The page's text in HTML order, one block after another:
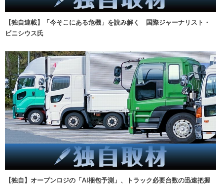
【独自連載】「今そこにある危機」を読み解く 国際ジャーナリスト・
ビニシウス氏
【独自】オープンロジの「AI梱包予測」、トラック必要台数の迅速把握